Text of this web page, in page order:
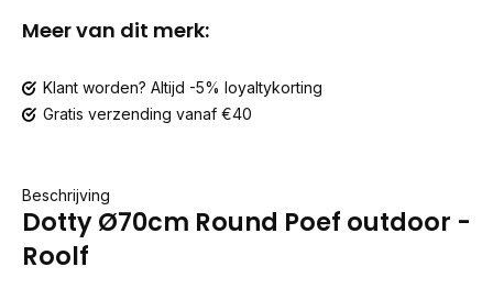
Meer van dit merk:
Klant worden? Altijd -5% loyaltykorting
Gratis verzending vanaf €40
Beschrijving
Dotty Ø70cm Round Poef outdoor -
Roolf